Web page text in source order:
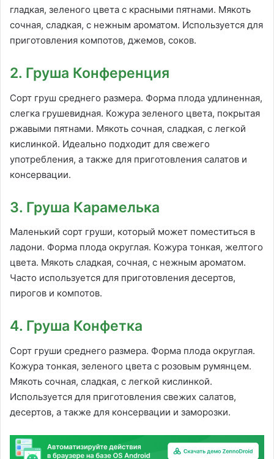
гладкая, зеленого цвета с красными пятнами. Мякоть
сочная, сладкая, с нежным ароматом. Используется для
приготовления компотов, джемов, соков.
2. Груша Конференция
Сорт груш среднего размера. Форма плода удлиненная,
слегка грушевидная. Кожура зеленого цвета, покрытая
ржавыми пятнами. Мякоть сочная, сладкая, с легкой
кислинкой. Идеально подходит для свежего
употребления, а также для приготовления салатов и
консервации.
3. Груша Карамелька
Маленький сорт груши, который может поместиться в
ладони. Форма плода округлая. Кожура тонкая, желтого
цвета. Мякоть сладкая, сочная, с нежным ароматом.
Часто используется для приготовления десертов,
пирогов и компотов.
4. Груша Конфетка
Сорт груши среднего размера. Форма плода округлая.
Кожура тонкая, зеленого цвета с розовым румянцем.
Мякоть сочная, сладкая, с легкой кислинкой.
Используется для приготовления свежих салатов,
десертов, а также для консервации и заморозки.